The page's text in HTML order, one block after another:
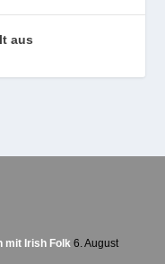
aus
mit Irish Folk 6. August